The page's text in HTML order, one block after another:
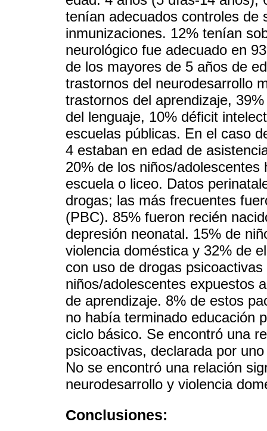
tenían adecuados controles de
inmunizaciones. 12% tenían
neurológico fue adecuado en
de los mayores de 5 años de
trastornos del neurodesarrollo
trastornos del aprendizaje,
del lenguaje, 10% déficit
escuelas públicas. En el caso
4 estaban en edad de
20% de los niños/
escuela o liceo. Datos
drogas; las más frecuentes
(PBC). 85% fueron recién
depresión neonatal. 15% de
violencia doméstica y 32% de
con uso de drogas
niños/adolescentes expuestos
de aprendizaje. 8% de estos
no había terminado educación
ciclo básico. Se encontró una
psicoactivas, declarada por
No se encontró una relación
neurodesarrollo y violencia
Conclusiones: